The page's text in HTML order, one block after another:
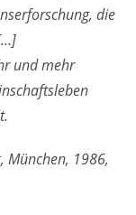
die
und mehr
München, 1986,